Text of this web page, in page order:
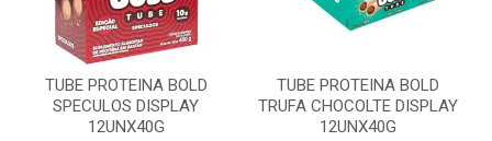
TUBE PROTEINA BOLD
SPECULOS DISPLAY
12UNX40G
TUBE PROTEINA BOLD
TRUFA CHOCOLTE DISPLAY
12UNX40G